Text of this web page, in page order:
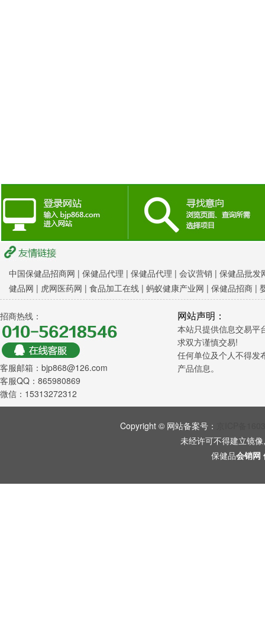
中国保健品招商网 | 保健品代理 | 保健品代理 | 会议营销 | 保健品批发
健品网 | 虎网医药网 | 食品加工在线 | 蚂蚁健康产业网 | 保健品招商 |
招商热线：
客服邮箱：bjp868@126.com
客服QQ：865980869
微信：15313272312
网站声明：
本站只提供信息交易平
求双方谨慎交易!
任何单位及个人不得发
产品信息。
Copyright © 网站备案号：
未经许可不得建立镜
保健品会销网